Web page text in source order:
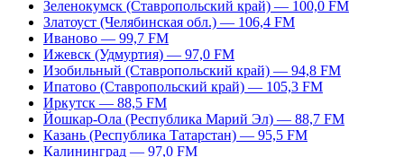
Зеленокумск (Ставропольский край) — 100,0 FM
Златоуст (Челябинская обл.) — 106,4 FM
Иваново — 99,7 FM
Ижевск (Удмуртия) — 97,0 FM
Изобильный (Ставропольский край) — 94,8 FM
Ипатово (Ставропольский край) — 105,3 FM
Иркутск — 88,5 FM
Йошкар-Ола (Республика Марий Эл) — 88,7 FM
Казань (Республика Татарстан) — 95,5 FM
Калининград — 97,0 FM